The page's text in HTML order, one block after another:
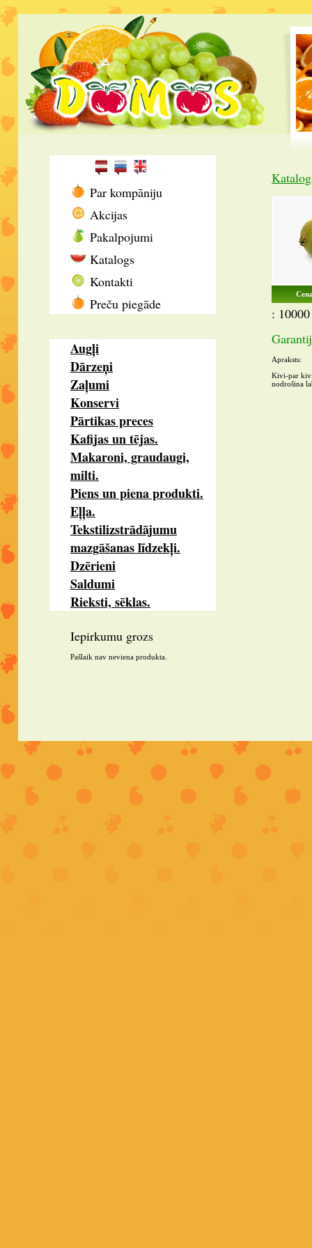
Par kompāniju
Akcijas
Pakalpojumi
Katalogs
Kontakti
Preču piegāde
Augļi
Dārzeņi
Zaļumi
Konservi
Pārtikas preces
Kafijas un tējas.
Makaroni, graudaugi,
milti.
Piens un piena produkti.
Eļļa.
Tekstilizstrādājumu
mazgāšanas līdzekļi.
Dzērieni
Saldumi
Rieksti, sēklas.
Iepirkumu grozs
Pašlaik nav neviena produkta.
:
Apraksts:
Kivi-par kivi
nodrošina